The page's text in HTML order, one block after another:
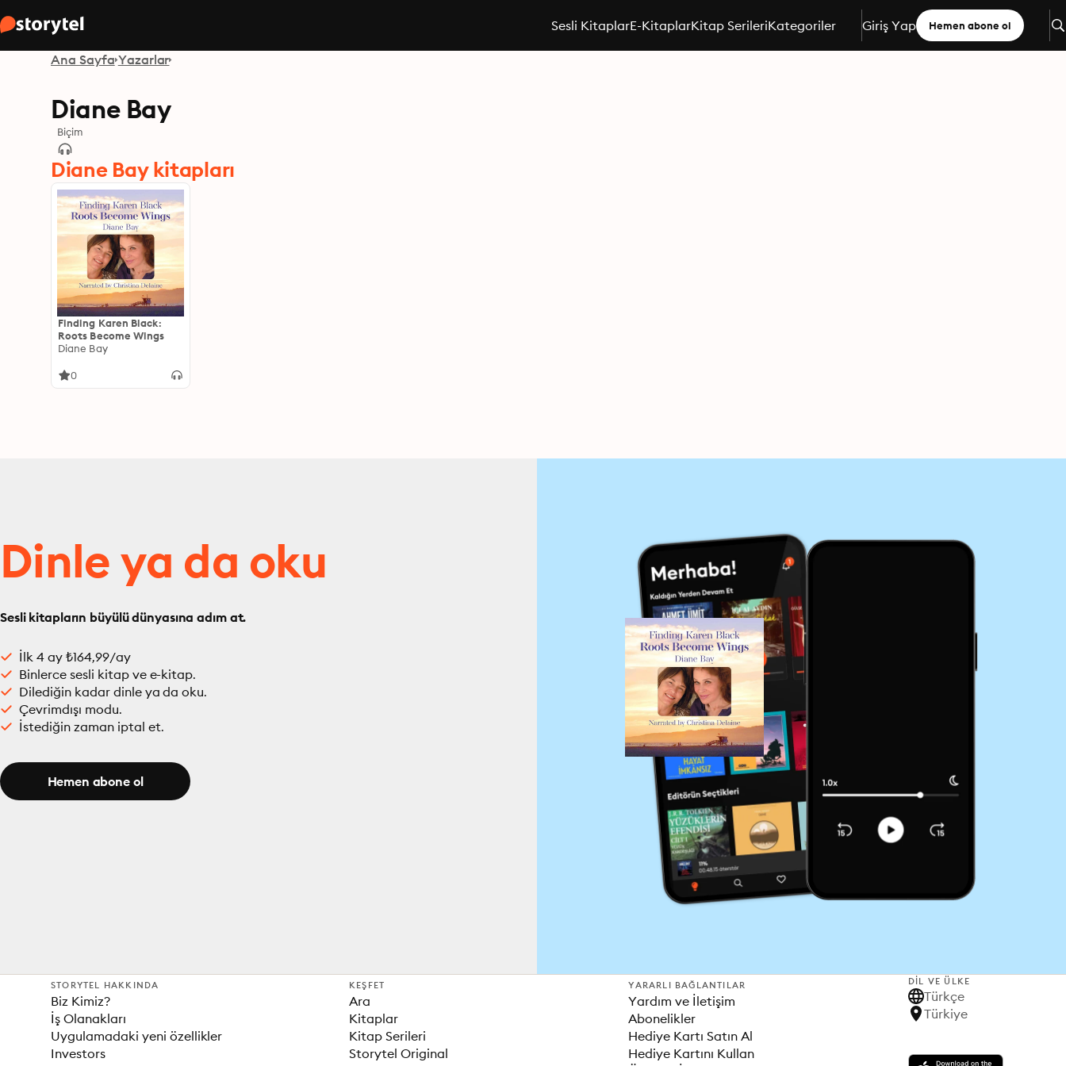
Sesli KitaplarE-KitaplarKitap SerileriKategoriler Giriş Yap Hemen abone ol
Ana Sayfa Yazarlar
Diane Bay
Biçim
Diane Bay kitapları
Finding Karen Black:
Roots Become Wings
Diane Bay
0
Dinle ya da oku
Sesli kitapların büyülü dünyasına adım at.
İlk 4 ay ₺164,99/ay
Binlerce sesli kitap ve e-kitap.
Dilediğin kadar dinle ya da oku.
Çevrimdışı modu.
İstediğin zaman iptal et.
Hemen abone ol
STORYTEL HAKKINDA
Biz Kimiz?
İş Olanakları
Uygulamadaki yeni özellikler
Investors
KEŞFET
Ara
Kitaplar
Kitap Serileri
Storytel Original
YARARLI BAĞLANTILAR
Yardım ve İletişim
Abonelikler
Hediye Kartı Satın Al
Hediye Kartını Kullan
DIL VE ÜLKE
Türkçe
Türkiye